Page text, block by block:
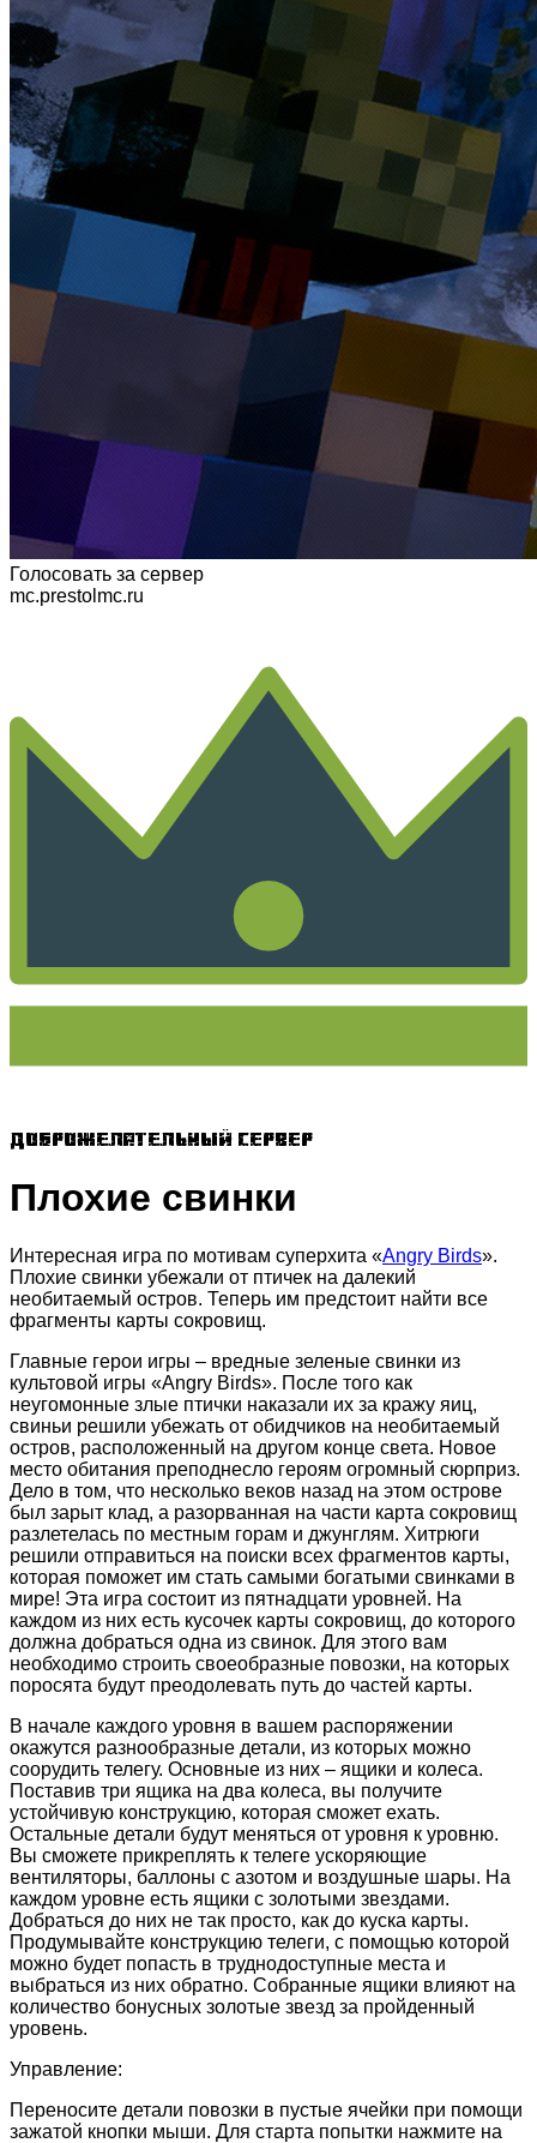
Голосовать за сервер
mc.prestolmc.ru
Доброжелательный сервер
Плохие свинки
Интересная игра по мотивам суперхита «Angry Birds».
Плохие свинки убежали от птичек на далекий
необитаемый остров. Теперь им предстоит найти все
фрагменты карты сокровищ.
Главные герои игры – вредные зеленые свинки из
культовой игры «Angry Birds». После того как
неугомонные злые птички наказали их за кражу яиц,
свиньи решили убежать от обидчиков на необитаемый
остров, расположенный на другом конце света. Новое
место обитания преподнесло героям огромный сюрприз.
Дело в том, что несколько веков назад на этом острове
был зарыт клад, а разорванная на части карта сокровищ
разлетелась по местным горам и джунглям. Хитрюги
решили отправиться на поиски всех фрагментов карты,
которая поможет им стать самыми богатыми свинками в
мире! Эта игра состоит из пятнадцати уровней. На
каждом из них есть кусочек карты сокровищ, до которого
должна добраться одна из свинок. Для этого вам
необходимо строить своеобразные повозки, на которых
поросята будут преодолевать путь до частей карты.
В начале каждого уровня в вашем распоряжении
окажутся разнообразные детали, из которых можно
соорудить телегу. Основные из них – ящики и колеса.
Поставив три ящика на два колеса, вы получите
устойчивую конструкцию, которая сможет ехать.
Остальные детали будут меняться от уровня к уровню.
Вы сможете прикреплять к телеге ускоряющие
вентиляторы, баллоны с азотом и воздушные шары. На
каждом уровне есть ящики с золотыми звездами.
Добраться до них не так просто, как до куска карты.
Продумывайте конструкцию телеги, с помощью которой
можно будет попасть в труднодоступные места и
выбраться из них обратно. Собранные ящики влияют на
количество бонусных золотые звезд за пройденный
уровень.
Управление:
Переносите детали повозки в пустые ячейки при помощи
зажатой кнопки мыши. Для старта попытки нажмите на